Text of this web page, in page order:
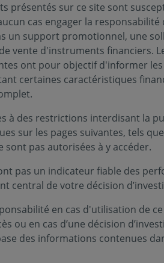
EN MATIÈRE DE DURABILITÉ
Infos
Profil
Niveau
1
des
européennes
bénéfique à
à un
A partir
le choix
présentés sur ce site sont
cas engager la responsabilité
un support promotionnel, une
vente d'instruments financiers.
ont pour objectif d'informer
certaines caractéristiques
à des restrictions interdisant la
sur les pages suivantes, tels
sont pas autorisées à y accéder.
pas un indicateur fiable des
central de votre décision
en cas d'utilisation de
ou en cas d’une décision
des informations contenues